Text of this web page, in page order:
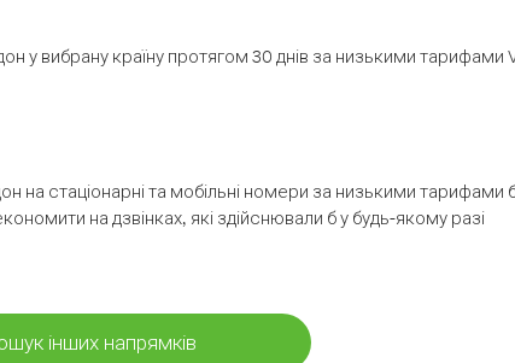
у вибрану країну протягом 30 днів за низькими тарифами
на стаціонарні та мобільні номери за низькими тарифами
на дзвінках, які здійснювали б у будь-якому разі
інших напрямків